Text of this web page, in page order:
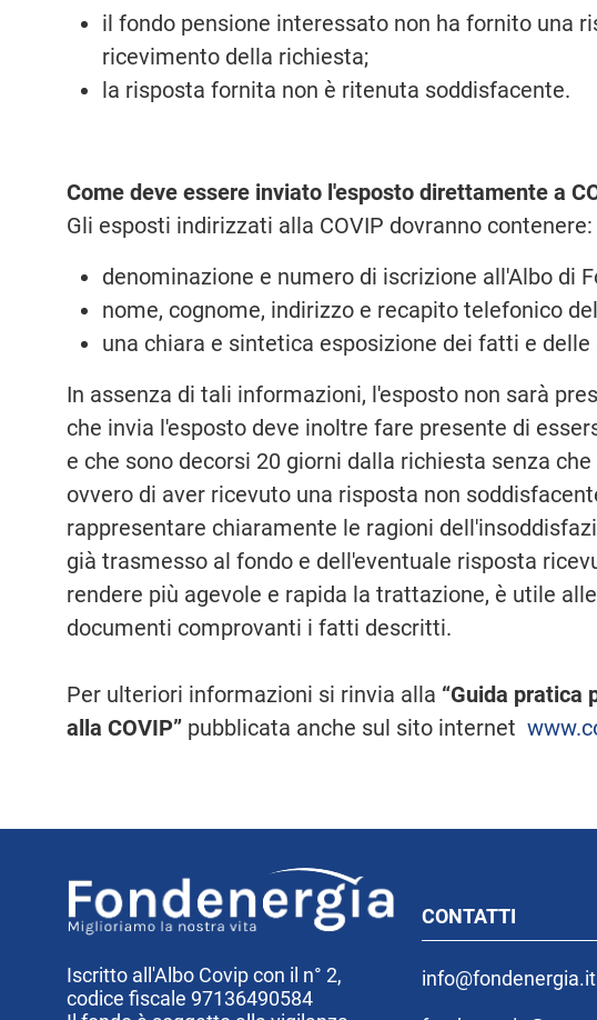
il fondo pensione interessato non ha fornito una
ricevimento della richiesta;
la risposta fornita non è ritenuta soddisfacente.
Come deve essere inviato l'esposto direttamente a
Gli esposti indirizzati alla COVIP dovranno contenere:
denominazione e numero di iscrizione all'Albo di
nome, cognome, indirizzo e recapito telefonico
una chiara e sintetica esposizione dei fatti e
In assenza di tali informazioni, l'esposto non sarà
che invia l'esposto deve inoltre fare presente di
e che sono decorsi 20 giorni dalla richiesta senza
ovvero di aver ricevuto una risposta non
rappresentare chiaramente le ragioni
già trasmesso al fondo e dell'eventuale risposta
rendere più agevole e rapida la trattazione, è utile
documenti comprovanti i fatti descritti.
Per ulteriori informazioni si rinvia alla “Guida pratica
alla COVIP” pubblicata anche sul sito internet
Iscritto all'Albo Covip con il n° 2,
codice fiscale 97136490584
CONTATTI
info@fondenergia.it